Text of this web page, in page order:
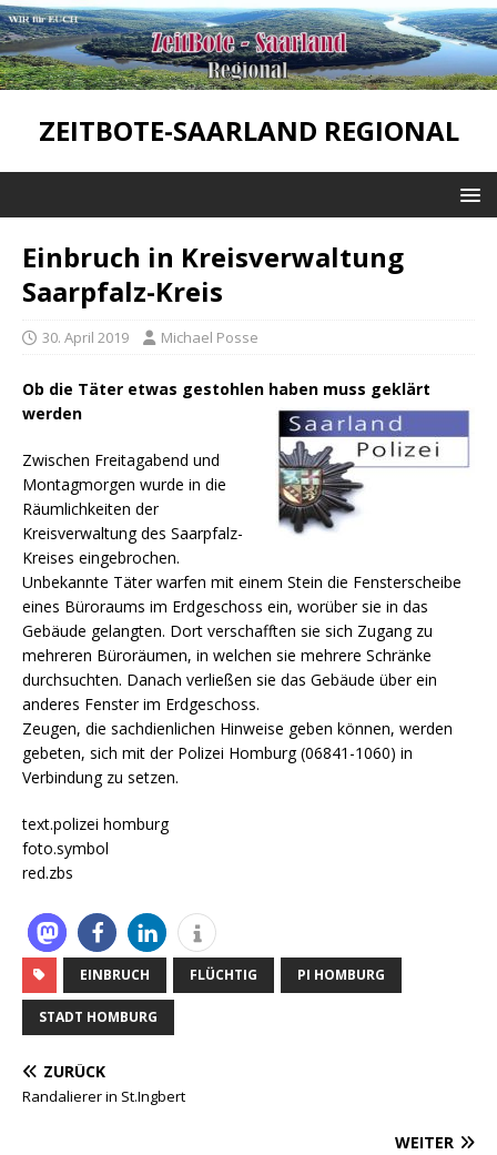
ZEITBOTE-SAARLAND REGIONAL
Einbruch in Kreisverwaltung
Saarpfalz-Kreis
30. April 2019 Michael Posse
Ob die Täter etwas gestohlen haben muss geklärt
werden
Zwischen Freitagabend und
Montagmorgen wurde in die
Räumlichkeiten der
Kreisverwaltung des Saarpfalz-
Kreises eingebrochen.
Unbekannte Täter warfen mit einem Stein die Fensterscheibe
eines Büroraums im Erdgeschoss ein, worüber sie in das
Gebäude gelangten. Dort verschafften sie sich Zugang zu
mehreren Büroräumen, in welchen sie mehrere Schränke
durchsuchten. Danach verließen sie das Gebäude über ein
anderes Fenster im Erdgeschoss.
Zeugen, die sachdienlichen Hinweise geben können, werden
gebeten, sich mit der Polizei Homburg (06841-1060) in
Verbindung zu setzen.
text.polizei homburg
foto.symbol
red.zbs
EINBRUCH FLÜCHTIG PI HOMBURG
STADT HOMBURG
ZURÜCK
Randalierer in St.Ingbert
WEITER